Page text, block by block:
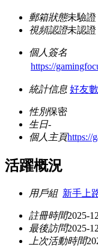
郵箱狀態未驗證
視頻認證未認證
個人簽名
https://
統計信息 好友
性別保密
生日-
個人主頁https://
活躍概況
用戶組 新手上
註冊時間2025-
最後訪問2025-
上次活動時間